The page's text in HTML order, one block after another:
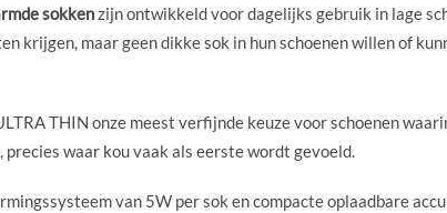
sokkenzijn ontwikkeld voor dagelijks gebruik in lage
krijgen, maar geen dikke sok in hun schoenen willen of
THIN onze meest verfijnde keuze voor schoenen
waar kou vaak als eerste wordt gevoeld.
van 5W per sok en compacte oplaadbare